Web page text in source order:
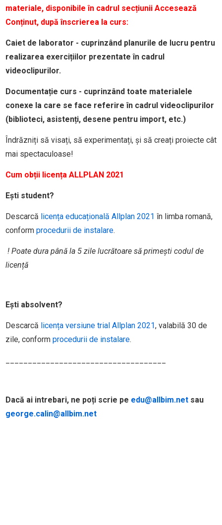
materiale, disponibile în cadrul secțiunii Accesează
Conținut, după înscrierea la curs:
Caiet de laborator - cuprinzând planurile de lucru pentru
realizarea exercițiilor prezentate în cadrul
videoclipurilor.
Documentație curs - cuprinzând toate materialele
conexe la care se face referire în cadrul videoclipurilor
(biblioteci, asistenți, desene pentru import, etc.)
Îndrăzniți să visați, să experimentați, și să creați proiecte cât
mai spectaculoase!
Cum obții licența ALLPLAN 2021
Ești student?
Descarcă licența educațională Allplan 2021 în limba romană,
conform procedurii de instalare.
! Poate dura până la 5 zile lucrătoare să primești codul de
licență
Ești absolvent?
Descarcă licența versiune trial Allplan 2021, valabilă 30 de
zile, conform procedurii de instalare.
Dacă ai intrebari, ne poți scrie pe edu@allbim.netsau
george.calin@allbim.net